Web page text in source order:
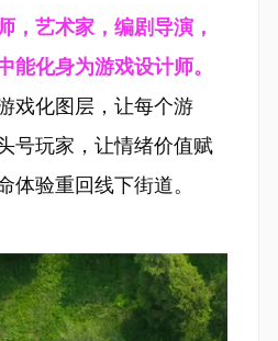
，艺术家，编剧导演，
能化身为游戏设计师。
戏化图层，让每个游
号玩家，让情绪价值赋
体验重回线下街道。